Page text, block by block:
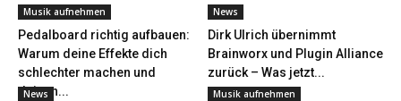
Musik aufnehmen
Pedalboard richtig aufbauen:
Warum deine Effekte dich
schlechter machen und
deinen...
News
Dirk Ulrich übernimmt
Brainworx und Plugin Alliance
zurück – Was jetzt...
News Musik aufnehmen